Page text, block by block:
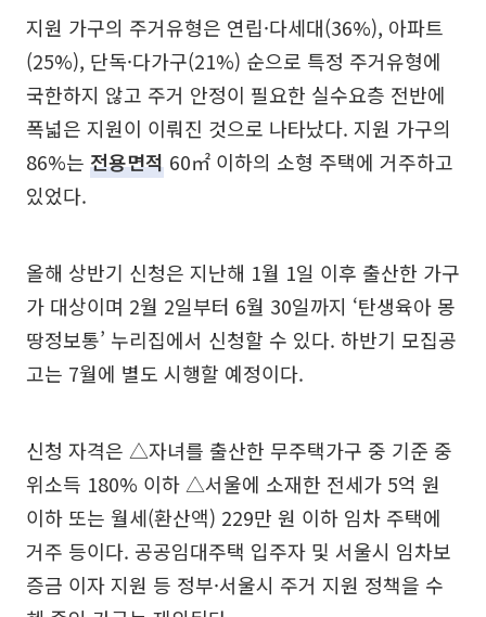
지원 가구의 주거유형은 연립·다세대(36%), 아파트
(25%), 단독·다가구(21%) 순으로 특정 주거유형에
국한하지 않고 주거 안정이 필요한 실수요층 전반에
폭넓은 지원이 이뤄진 것으로 나타났다. 지원 가구의
86%는 전용면적 60㎡ 이하의 소형 주택에 거주하고
있었다.
올해 상반기 신청은 지난해 1월 1일 이후 출산한 가구
가 대상이며 2월 2일부터 6월 30일까지 ‘탄생육아 몽
땅정보통’ 누리집에서 신청할 수 있다. 하반기 모집공
고는 7월에 별도 시행할 예정이다.
신청 자격은 △자녀를 출산한 무주택가구 중 기준 중
위소득 180% 이하 △서울에 소재한 전세가 5억 원
이하 또는 월세(환산액) 229만 원 이하 임차 주택에
거주 등이다. 공공임대주택 입주자 및 서울시 임차보
증금 이자 지원 등 정부·서울시 주거 지원 정책을 수